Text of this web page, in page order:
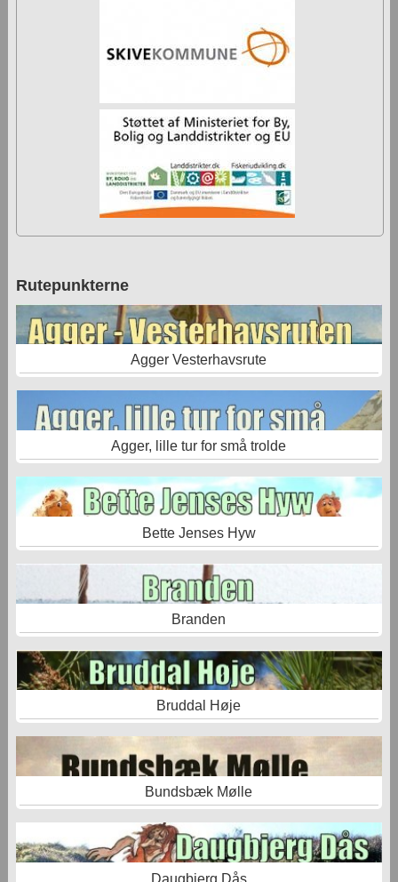
Rutepunkterne
Agger Vesterhavsrute
Agger, lille tur for små trolde
Bette Jenses Hyw
Branden
Bruddal Høje
Bundsbæk Mølle
Daugbjerg Dås